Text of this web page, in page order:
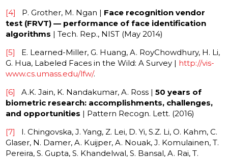
[4]
P. Grother, M. Ngan | Face recognition vendor
test (FRVT) — performance of face identification
algorithms | Tech. Rep., NIST (May 2014)
[5]
E. Learned-Miller, G. Huang, A. RoyChowdhury, H. Li,
G. Hua, Labeled Faces in the Wild: A Survey | http://vis-
www.cs.umass.edu/lfw/.
[6]
A.K. Jain, K. Nandakumar, A. Ross | 50 years of
biometric research: accomplishments, challenges,
and opportunities | Pattern Recogn. Lett. (2016)
[7]
I. Chingovska, J. Yang, Z. Lei, D. Yi, S.Z. Li, O. Kahm, C.
Glaser, N. Damer, A. Kuijper, A. Nouak, J. Komulainen, T.
Pereira, S. Gupta, S. Khandelwal, S. Bansal, A. Rai, T.